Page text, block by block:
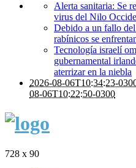
Alerta sanitaria: Se
virus del Nilo
Debido a un fallo
rabínicos se
Tecnología israelí
gubernamental
aterrizar en la niebla
2026-08-06T10:34:23-
08-06T10:22:50-0300
728 x 90